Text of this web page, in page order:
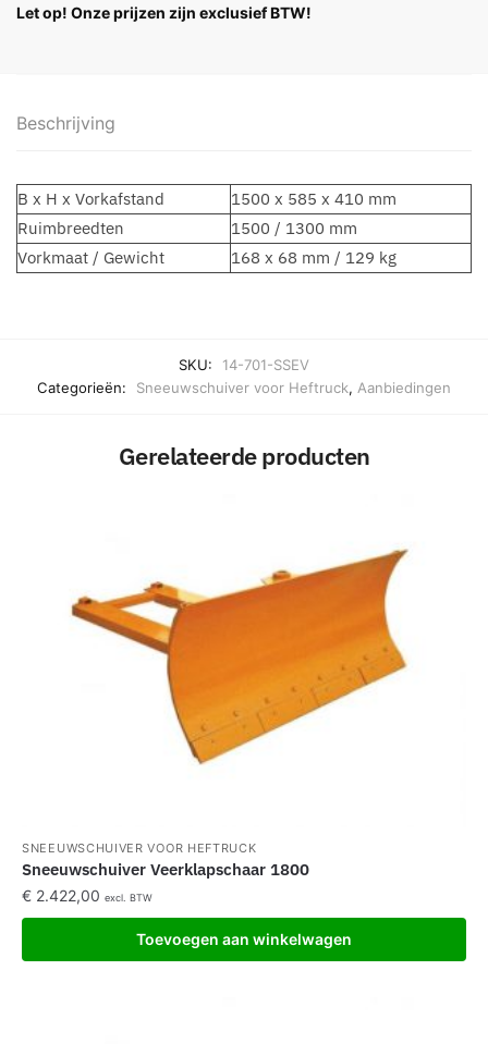
Let op! Onze prijzen zijn exclusief BTW!
Beschrijving
B x H x Vorkafstand
1500 x 585 x 410 mm
Ruimbreedten
1500 / 1300 mm
Vorkmaat / Gewicht
168 x 68 mm / 129 kg
SKU:
14-701-SSEV
Categorieën:
Sneeuwschuiver voor Heftruck, Aanbiedingen
Gerelateerde producten
SNEEUWSCHUIVER VOOR HEFTRUCK
Sneeuwschuiver Veerklapschaar 1800
€ 2.422,00 excl. BTW
Toevoegen aan winkelwagen